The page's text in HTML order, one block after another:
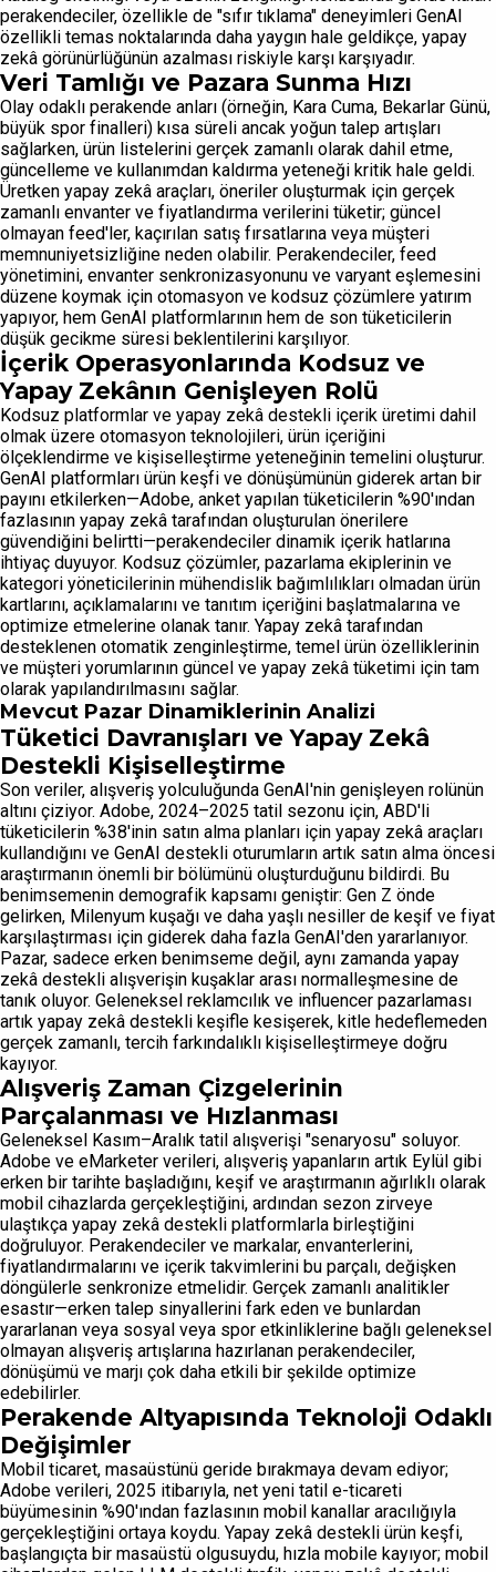
perakendeciler, özellikle de "sıfır tıklama" deneyimleri GenAI
özellikli temas noktalarında daha yaygın hale geldikçe, yapay
zekâ görünürlüğünün azalması riskiyle karşı karşıyadır.
Veri Tamlığı ve Pazara Sunma Hızı
Olay odaklı perakende anları (örneğin, Kara Cuma, Bekarlar Günü,
büyük spor finalleri) kısa süreli ancak yoğun talep artışları
sağlarken, ürün listelerini gerçek zamanlı olarak dahil etme,
güncelleme ve kullanımdan kaldırma yeteneği kritik hale geldi.
Üretken yapay zekâ araçları, öneriler oluşturmak için gerçek
zamanlı envanter ve fiyatlandırma verilerini tüketir; güncel
olmayan feed'ler, kaçırılan satış fırsatlarına veya müşteri
memnuniyetsizliğine neden olabilir. Perakendeciler, feed
yönetimini, envanter senkronizasyonunu ve varyant eşlemesini
düzene koymak için otomasyon ve kodsuz çözümlere yatırım
yapıyor, hem GenAI platformlarının hem de son tüketicilerin
düşük gecikme süresi beklentilerini karşılıyor.
İçerik Operasyonlarında Kodsuz ve
Yapay Zekânın Genişleyen Rolü
Kodsuz platformlar ve yapay zekâ destekli içerik üretimi dahil
olmak üzere otomasyon teknolojileri, ürün içeriğini
ölçeklendirme ve kişiselleştirme yeteneğinin temelini oluşturur.
GenAI platformları ürün keşfi ve dönüşümünün giderek artan bir
payını etkilerken—Adobe, anket yapılan tüketicilerin %90'ından
fazlasının yapay zekâ tarafından oluşturulan önerilere
güvendiğini belirtti—perakendeciler dinamik içerik hatlarına
ihtiyaç duyuyor. Kodsuz çözümler, pazarlama ekiplerinin ve
kategori yöneticilerinin mühendislik bağımlılıkları olmadan ürün
kartlarını, açıklamalarını ve tanıtım içeriğini başlatmalarına ve
optimize etmelerine olanak tanır. Yapay zekâ tarafından
desteklenen otomatik zenginleştirme, temel ürün özelliklerinin
ve müşteri yorumlarının güncel ve yapay zekâ tüketimi için tam
olarak yapılandırılmasını sağlar.
Mevcut Pazar Dinamiklerinin Analizi
Tüketici Davranışları ve Yapay Zekâ
Destekli Kişiselleştirme
Son veriler, alışveriş yolculuğunda GenAI'nin genişleyen rolünün
altını çiziyor. Adobe, 2024–2025 tatil sezonu için, ABD'li
tüketicilerin %38'inin satın alma planları için yapay zekâ araçları
kullandığını ve GenAI destekli oturumların artık satın alma öncesi
araştırmanın önemli bir bölümünü oluşturduğunu bildirdi. Bu
benimsemenin demografik kapsamı geniştir: Gen Z önde
gelirken, Milenyum kuşağı ve daha yaşlı nesiller de keşif ve fiyat
karşılaştırması için giderek daha fazla GenAI'den yararlanıyor.
Pazar, sadece erken benimseme değil, aynı zamanda yapay
zekâ destekli alışverişin kuşaklar arası normalleşmesine de
tanık oluyor. Geleneksel reklamcılık ve influencer pazarlaması
artık yapay zekâ destekli keşifle kesişerek, kitle hedeflemeden
gerçek zamanlı, tercih farkındalıklı kişiselleştirmeye doğru
kayıyor.
Alışveriş Zaman Çizgelerinin
Parçalanması ve Hızlanması
Geleneksel Kasım–Aralık tatil alışverişi "senaryosu" soluyor.
Adobe ve eMarketer verileri, alışveriş yapanların artık Eylül gibi
erken bir tarihte başladığını, keşif ve araştırmanın ağırlıklı olarak
mobil cihazlarda gerçekleştiğini, ardından sezon zirveye
ulaştıkça yapay zekâ destekli platformlarla birleştiğini
doğruluyor. Perakendeciler ve markalar, envanterlerini,
fiyatlandırmalarını ve içerik takvimlerini bu parçalı, değişken
döngülerle senkronize etmelidir. Gerçek zamanlı analitikler
esastır—erken talep sinyallerini fark eden ve bunlardan
yararlanan veya sosyal veya spor etkinliklerine bağlı geleneksel
olmayan alışveriş artışlarına hazırlanan perakendeciler,
dönüşümü ve marjı çok daha etkili bir şekilde optimize
edebilirler.
Perakende Altyapısında Teknoloji Odaklı
Değişimler
Mobil ticaret, masaüstünü geride bırakmaya devam ediyor;
Adobe verileri, 2025 itibarıyla, net yeni tatil e-ticareti
büyümesinin %90'ından fazlasının mobil kanallar aracılığıyla
gerçekleştiğini ortaya koydu. Yapay zekâ destekli ürün keşfi,
başlangıçta bir masaüstü olgusuydu, hızla mobile kayıyor; mobil